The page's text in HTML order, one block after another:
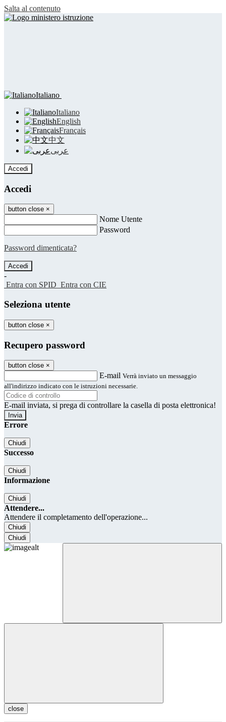
Salta al contenuto
Italiano
Italiano
English
Français
中文
عربى
Accedi
Accedi
button close ×
Nome Utente
Password
Password dimenticata?
-
Entra con SPID Entra con CIE
Seleziona utente
button close ×
Recupero password
button close ×
E-mail Verrà inviato un messaggio
all'indirizzo indicato con le istruzioni necessarie.
E-mail inviata, si prega di controllare la casella di posta elettronica!
Errore
Chiudi
Successo
Chiudi
Informazione
Chiudi
Attendere...
Attendere il completamento dell'operazione...
Chiudi
Chiudi
close